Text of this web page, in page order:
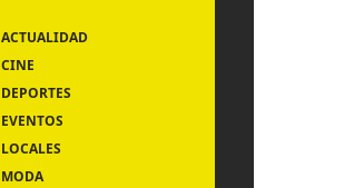
ACTUALIDAD
CINE
DEPORTES
EVENTOS
LOCALES
MODA